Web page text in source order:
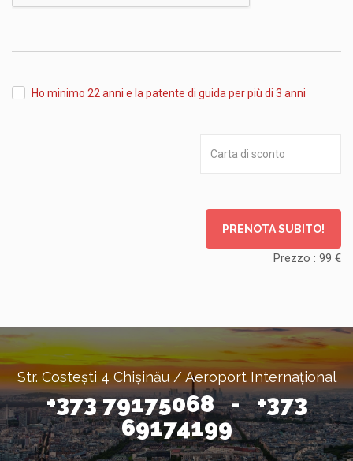
Ho minimo 22 anni e la patente di guida per più di 3 anni
PRENOTA SUBITO!
Prezzo : 99 €
Str. Costești 4 Chișinău / Aeroport Internațional
+373 79175068 - +373
69174199